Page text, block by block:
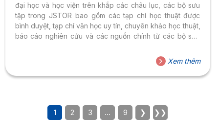
đại học và học viện trên khắp các châu lục, các bộ sưu
tập trong JSTOR bao gồm các tạp chí học thuật được
bình duyệt, tạp chí văn học uy tín, chuyên khảo học thuật,
báo cáo nghiên cứu và các nguồn chính từ các bộ sưu
quyền truy cập vào hơn 12 triệu bài báo, sách và các
nguồn chính trên hơn 2000 tạp chí học thuật trong 75 lĩnh
vực. luôn có sẵn để xem...
Xem thêm
1 2 3 … 9 ❯ ❯❯